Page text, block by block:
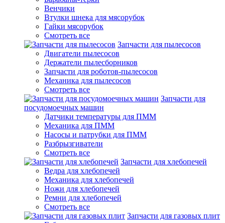
Венчики
Втулки шнека для мясорубок
Гайки мясорубок
Смотреть все
Запчасти для пылесосов
Двигатели пылесосов
Держатели пылесборников
Запчасти для роботов-пылесосов
Механика для пылесосов
Смотреть все
Запчасти для
посудомоечных машин
Датчики температуры для ПММ
Механика для ПММ
Насосы и патрубки для ПММ
Разбрызгиватели
Смотреть все
Запчасти для хлебопечей
Ведра для хлебопечей
Механика для хлебопечей
Ножи для хлебопечей
Ремни для хлебопечей
Смотреть все
Запчасти для газовых плит